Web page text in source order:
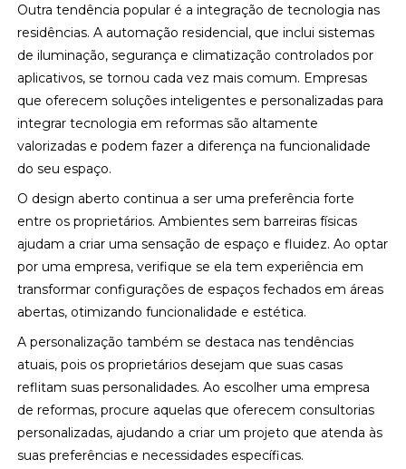
Outra tendência popular é a integração de tecnologia nas
residências. A automação residencial, que inclui sistemas
de iluminação, segurança e climatização controlados por
aplicativos, se tornou cada vez mais comum. Empresas
que oferecem soluções inteligentes e personalizadas para
integrar tecnologia em reformas são altamente
valorizadas e podem fazer a diferença na funcionalidade
do seu espaço.
O design aberto continua a ser uma preferência forte
entre os proprietários. Ambientes sem barreiras físicas
ajudam a criar uma sensação de espaço e fluidez. Ao optar
por uma empresa, verifique se ela tem experiência em
transformar configurações de espaços fechados em áreas
abertas, otimizando funcionalidade e estética.
A personalização também se destaca nas tendências
atuais, pois os proprietários desejam que suas casas
reflitam suas personalidades. Ao escolher uma empresa
de reformas, procure aquelas que oferecem consultorias
personalizadas, ajudando a criar um projeto que atenda às
suas preferências e necessidades específicas.